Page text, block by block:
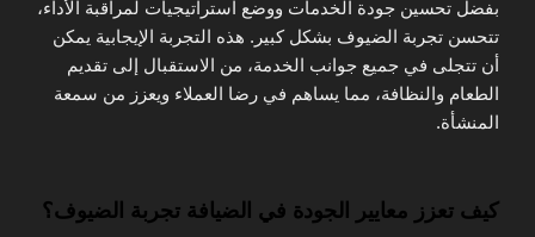
بفضل تحسين جودة الخدمات ووضع استراتيجيات لمراقبة الأداء،
تتحسن تجربة الضيوف بشكل كبير. هذه التجربة الإيجابية يمكن
أن تتجلى في جميع جوانب الخدمة، من الاستقبال إلى تقديم
الطعام والنظافة، مما يساهم في رضا العملاء ويعزز من سمعة
المنشأة.
كيف تعزز معايير الجودة في الضيافة تجربة الضيوف؟